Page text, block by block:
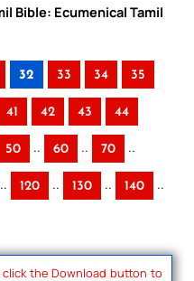
Bible: Ecumenical Tamil
32 33 34 35
41 42 43 44
50 .. 60 .. 70 ..
.. 120 .. 130 .. 140 ..
the Download button to